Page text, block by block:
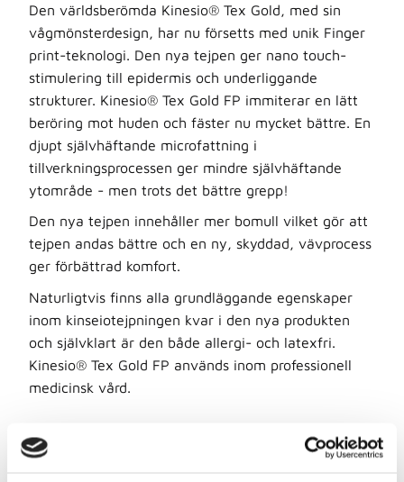
Den världsberömda Kinesio® Tex Gold, med sin
vågmönsterdesign, har nu försetts med unik Finger
print-teknologi. Den nya tejpen ger nano touch-
stimulering till epidermis och underliggande
strukturer. Kinesio® Tex Gold FP immiterar en lätt
beröring mot huden och fäster nu mycket bättre. En
djupt självhäftande microfattning i
tillverkningsprocessen ger mindre självhäftande
ytområde - men trots det bättre grepp!
Den nya tejpen innehåller mer bomull vilket gör att
tejpen andas bättre och en ny, skyddad, vävprocess
ger förbättrad komfort.
Naturligtvis finns alla grundläggande egenskaper
inom kinseiotejpningen kvar i den nya produkten
och självklart är den både allergi- och latexfri.
Kinesio® Tex Gold FP används inom professionell
medicinsk vård.
Såhär skriver Kineso Tex om sin tejp: